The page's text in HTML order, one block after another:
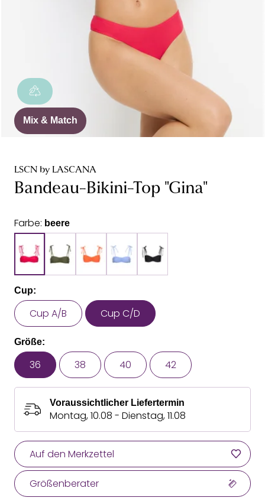
Mix & Match
LSCN by LASCANA
Bandeau-Bikini-Top "Gina"
Farbe: beere
Cup:
Cup A/B Cup C/D
Größe:
36 38 40 42
Voraussichtlicher Liefertermin
Montag, 10.08 - Dienstag, 11.08
Auf den Merkzettel
Größenberater